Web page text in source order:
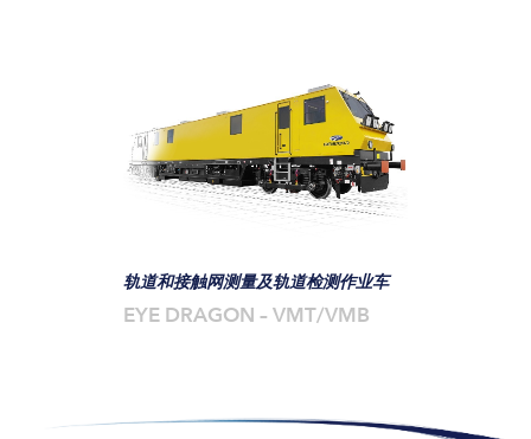
轨道和接触网测量及轨道检测作业车
EYE DRAGON – VMT/VMB